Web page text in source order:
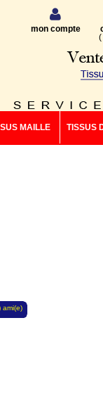
mon compte
(
MAILLE TISSUS
ami(e)